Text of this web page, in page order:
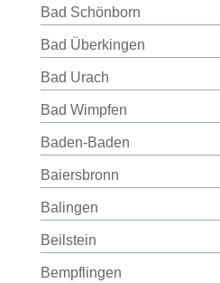
Bad Schönborn
Bad Überkingen
Bad Urach
Bad Wimpfen
Baden-Baden
Baiersbronn
Balingen
Beilstein
Bempflingen